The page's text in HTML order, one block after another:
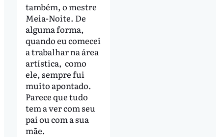
também, o mestre
Meia-Noite. De
alguma forma,
quando eu comecei
a trabalhar na área
artística, como
ele, sempre fui
muito apontado.
Parece que tudo
tem a ver com seu
pai ou com a sua
mãe.